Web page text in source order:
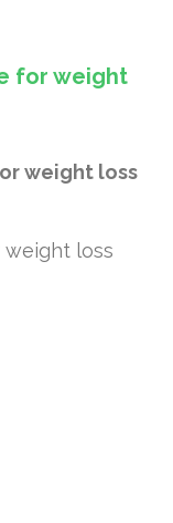
for weight
weight loss
loss